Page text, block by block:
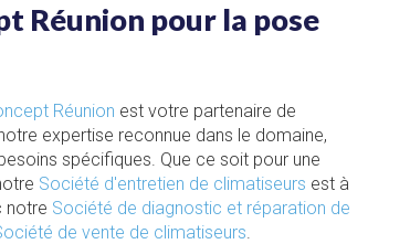
Réunion pour la pose
Réunion est votre partenaire de
expertise reconnue dans le domaine,
spécifiques. Que ce soit pour une
Société d'entretien de climatiseurs est à
notre Société de diagnostic et réparation de
de vente de climatiseurs.